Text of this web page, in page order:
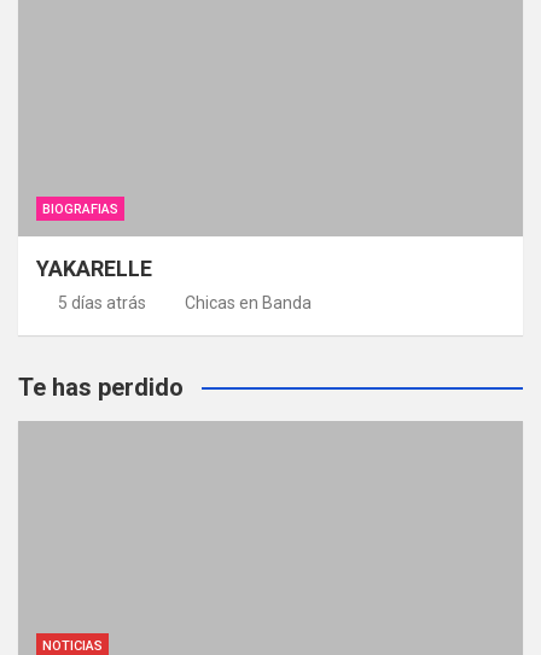
BIOGRAFIAS
YAKARELLE
5 días atrás Chicas en Banda
Te has perdido
NOTICIAS